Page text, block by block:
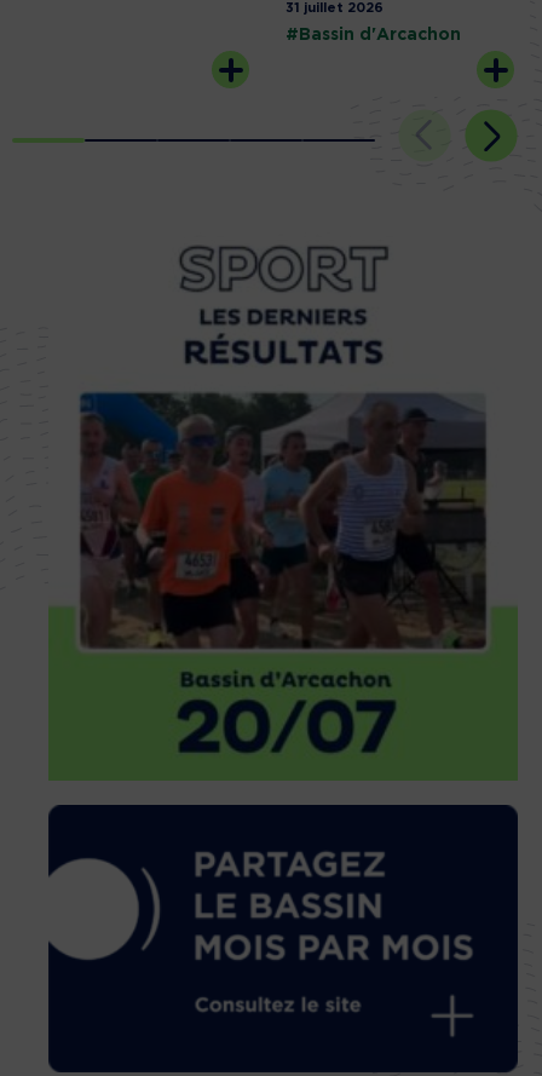
31 juillet 2026
#Bassin d'Arcachon